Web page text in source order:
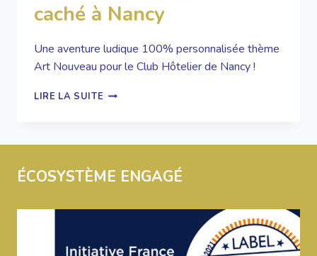
caché à Nancy
Une aventure ludique 100% personnalisée thème
Art Nouveau pour le Club Hôtelier de Nancy !
LIRE LA SUITE À
À
ÉCOSYSTÈME ENGAGÉ